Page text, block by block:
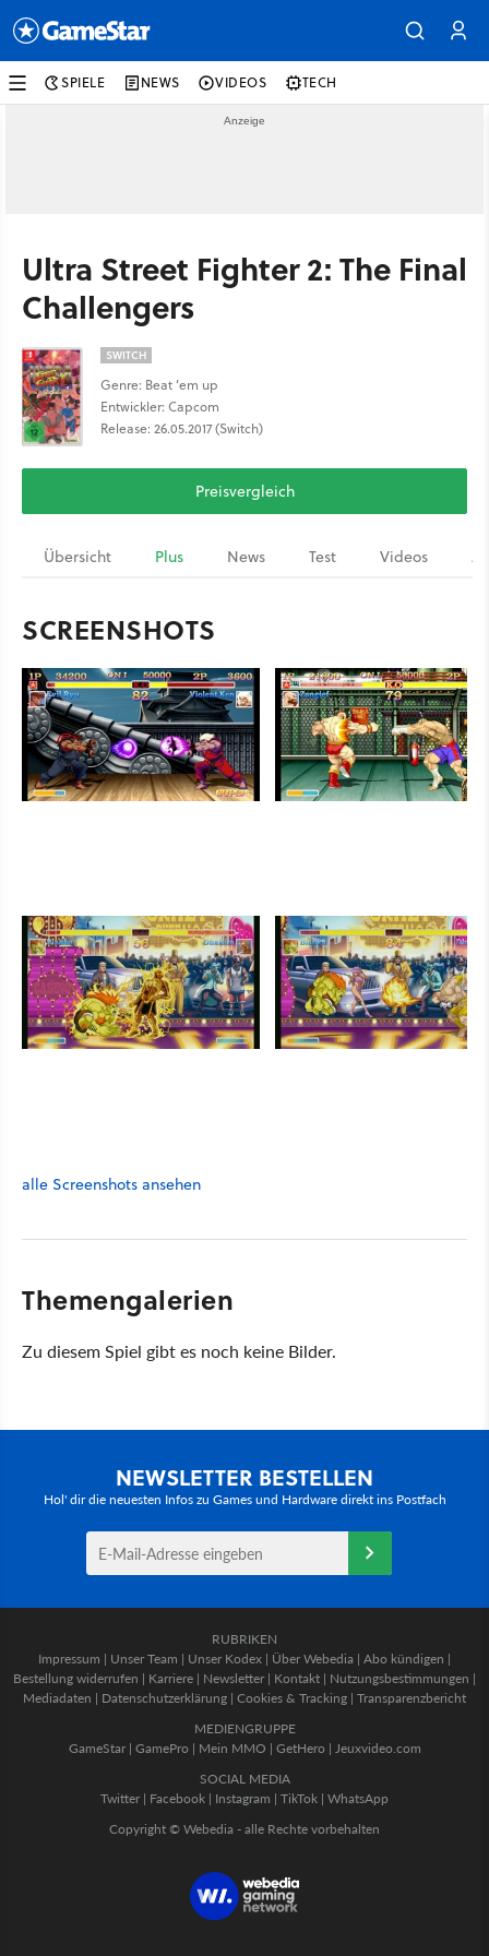
SPIELE NEWS VIDEOS TECH
Ultra Street Fighter 2: The Final
Challengers
SWITCH
Genre: Beat ’em up
Entwickler: Capcom
Release: 26.05.2017 (Switch)
Preisvergleich
Übersicht Plus News Test Videos
SCREENSHOTS
alle Screenshots ansehen
Themengalerien
Zu diesem Spiel gibt es noch keine Bilder.
NEWSLETTER BESTELLEN
Hol' dir die neuesten Infos zu Games und Hardware direkt ins Postfach
RUBRIKEN
Impressum | Unser Team | Unser Kodex | Über Webedia | Abo kündigen |
Bestellung widerrufen | Karriere | Newsletter | Kontakt | Nutzungsbestimmungen |
Mediadaten | Datenschutzerklärung | Cookies & Tracking | Transparenzbericht
MEDIENGRUPPE
GameStar| GamePro | Mein MMO | GetHero | Jeuxvideo.com
SOCIAL MEDIA
Twitter | Facebook | Instagram | TikTok | WhatsApp
Copyright © Webedia - alle Rechte vorbehalten